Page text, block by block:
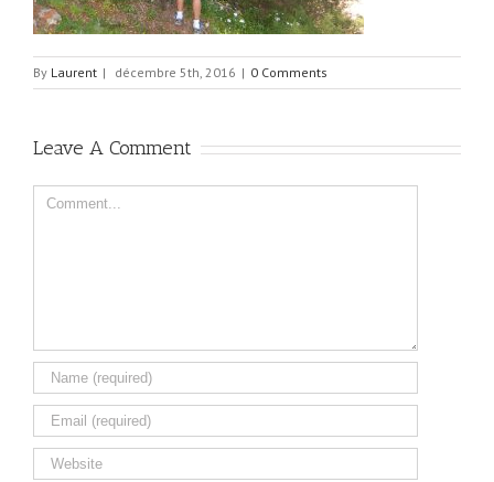
By Laurent | décembre 5th, 2016 | 0 Comments
Leave A Comment
Comment